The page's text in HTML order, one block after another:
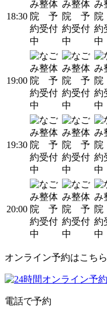
18:30
19:00
19:30
20:00
オンライン予約はこちら
電話で予約